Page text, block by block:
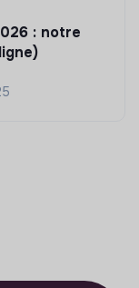
: notre